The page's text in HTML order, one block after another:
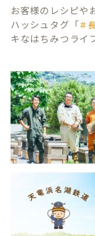
お客様のレシピや
ハッシュタグ「＃
キなはちみつライ